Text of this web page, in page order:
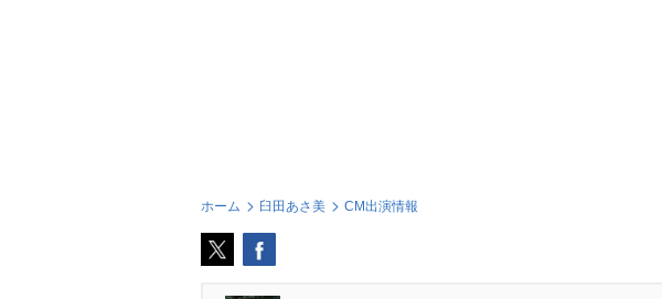
ホーム 臼田あさ美 CM出演情報